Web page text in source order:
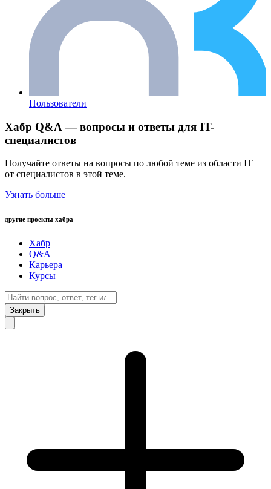
Пользователи
Хабр Q&A — вопросы и ответы для IT-
специалистов
Получайте ответы на вопросы по любой теме из области IT
от специалистов в этой теме.
Узнать больше
другие проекты хабра
Хабр
Q&A
Карьера
Курсы
Закрыть